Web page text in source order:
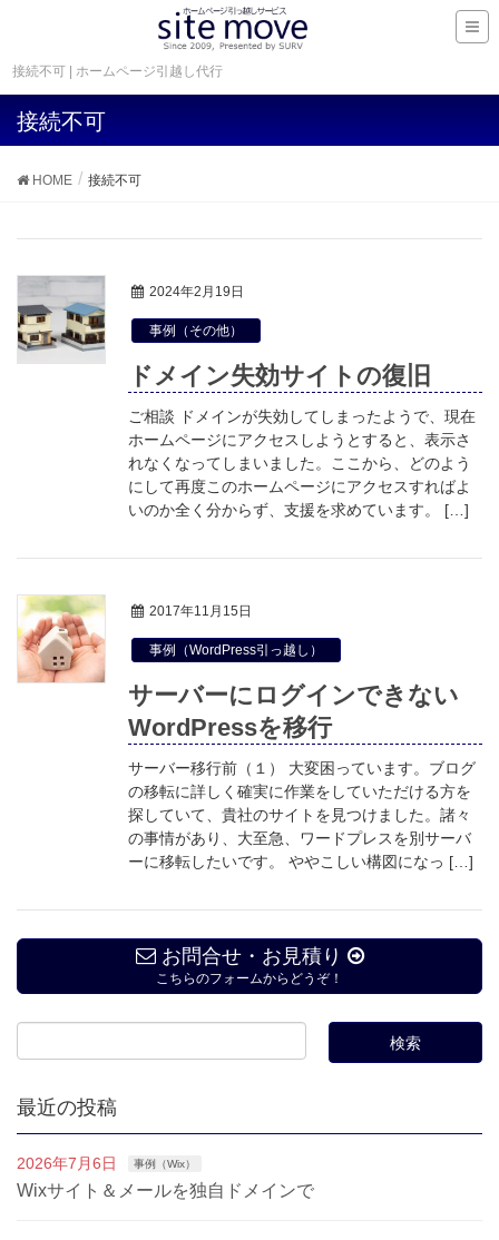
接続不可 | ホームページ引越し代行
接続不可
HOME 接続不可
2024年2月19日
事例（その他）
ドメイン失効サイトの復旧
ご相談 ドメインが失効してしまったようで、現在
ホームページにアクセスしようとすると、表示さ
れなくなってしまいました。ここから、どのよう
にして再度このホームページにアクセスすればよ
いのか全く分からず、支援を求めています。 […]
2017年11月15日
事例（WordPress引っ越し）
サーバーにログインできない
WordPressを移行
サーバー移行前（１） 大変困っています。ブログ
の移転に詳しく確実に作業をしていただける方を
探していて、貴社のサイトを見つけました。諸々
の事情があり、大至急、ワードプレスを別サーバ
ーに移転したいです。 ややこしい構図になっ […]
お問合せ・お見積り
こちらのフォームからどうぞ！
最近の投稿
2026年7月6日 事例（Wix）
Wixサイト＆メールを独自ドメインで